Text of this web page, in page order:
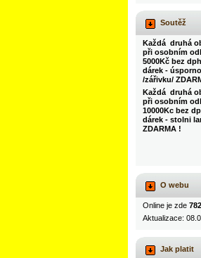
Soutěž
Každá druhá
při osobním
5000Kč bez
dárek -
/zářivku/
Každá druhá
při osobním
10000Kc bez
dárek - stolni
ZDARMA !
O webu
Online je zde 782
Aktualizace:
Jak platit